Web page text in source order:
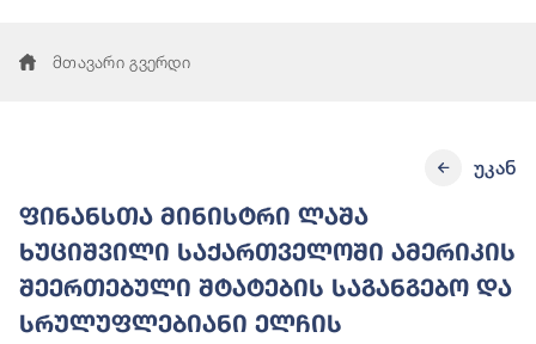
მთავარი გვერდი
ფინანსთა მინისტრი ლაშა
ხუციშვილი საქართველოში ამერიკის
შეერთებული შტატების საგანგებო და
სრულუფლებიანი ელჩის
უკან